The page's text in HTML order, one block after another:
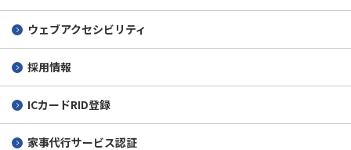
ウェブアクセシビリティ
採用情報
ICカードRID登録
家事代行サービス認証